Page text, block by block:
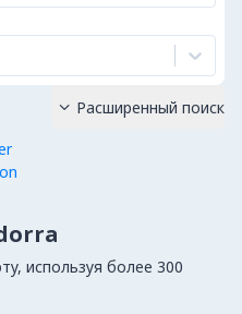
 Расширенный поиск
используя более 300